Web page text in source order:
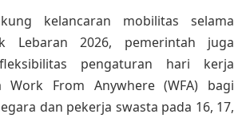
kelancaran mobilitas selama
Lebaran 2026, pemerintah juga
pengaturan hari kerja
Work From Anywhere (WFA) bagi
dan pekerja swasta pada 16, 17,